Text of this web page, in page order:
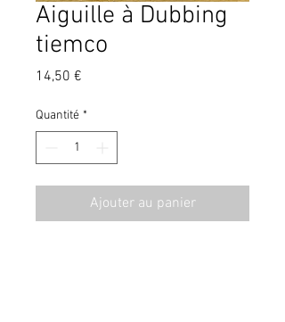
Aiguille à Dubbing
tiemco
14,50 €
Quantité *
Ajouter au panier